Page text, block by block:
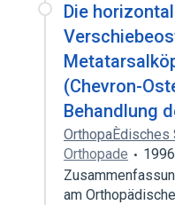
Die
(Chevron-
Behandlung
Orthopade
1996
am